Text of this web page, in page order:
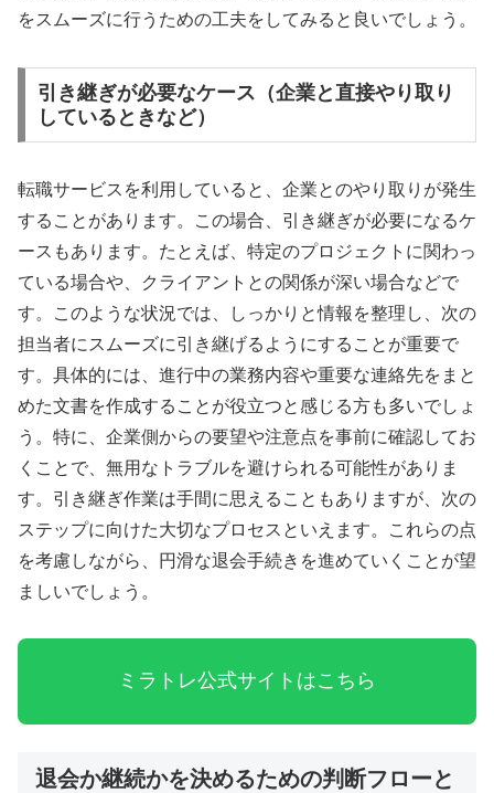
をスムーズに行うための工夫をしてみると良いでしょう。
引き継ぎが必要なケース（企業と直接やり取り
しているときなど）
転職サービスを利用していると、企業とのやり取りが発生
することがあります。この場合、引き継ぎが必要になるケ
ースもあります。たとえば、特定のプロジェクトに関わっ
ている場合や、クライアントとの関係が深い場合などで
す。このような状況では、しっかりと情報を整理し、次の
担当者にスムーズに引き継げるようにすることが重要で
す。具体的には、進行中の業務内容や重要な連絡先をまと
めた文書を作成することが役立つと感じる方も多いでしょ
う。特に、企業側からの要望や注意点を事前に確認してお
くことで、無用なトラブルを避けられる可能性がありま
す。引き継ぎ作業は手間に思えることもありますが、次の
ステップに向けた大切なプロセスといえます。これらの点
を考慮しながら、円滑な退会手続きを進めていくことが望
ましいでしょう。
ミラトレ公式サイトはこちら
退会か継続かを決めるための判断フローと